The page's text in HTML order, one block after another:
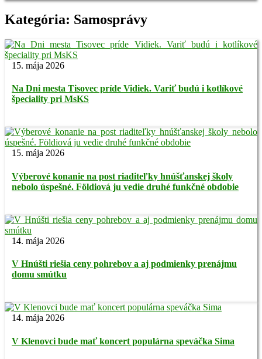
Kategória: Samosprávy
15. mája 2026
Na Dni mesta Tisovec príde Vidiek. Variť budú i kotlíkové
špeciality pri MsKS
15. mája 2026
Výberové konanie na post riaditeľky hnúšťanskej školy
nebolo úspešné. Földiová ju vedie druhé funkčné obdobie
14. mája 2026
V Hnúšti riešia ceny pohrebov a aj podmienky prenájmu
domu smútku
14. mája 2026
V Klenovci bude mať koncert populárna speváčka Sima